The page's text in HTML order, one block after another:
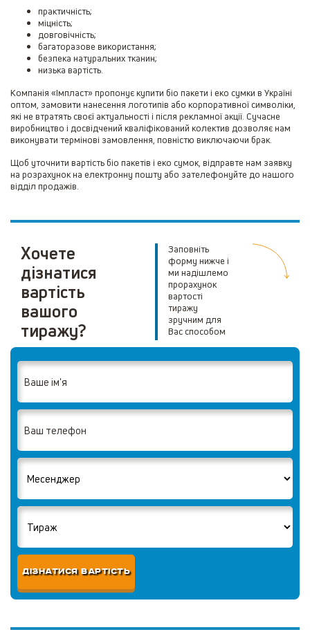
практичність;
міцність;
довговічність;
багаторазове використання;
безпека натуральних тканин;
низька вартість.
Компанія «Імпласт» пропонує купити біо пакети і еко сумки в Україні
оптом, замовити нанесення логотипів або корпоративної символіки,
які не втратять своєї актуальності і після рекламної акції. Сучасне
виробництво і досвідчений кваліфікований колектив дозволяє нам
виконувати термінові замовлення, повністю виключаючи брак.
Щоб уточнити вартість біо пакетів і еко сумок, відправте нам заявку
на розрахунок на електронну пошту або зателефонуйте до нашого
відділ продажів.
Хочете
дізнатися
вартість
вашого
тиражу?
Заповніть
форму нижче і
ми надішлемо
прорахунок
вартості
тиражу
зручним для
Вас способом
ДІЗНАТИСЯ ВАРТІСТЬ